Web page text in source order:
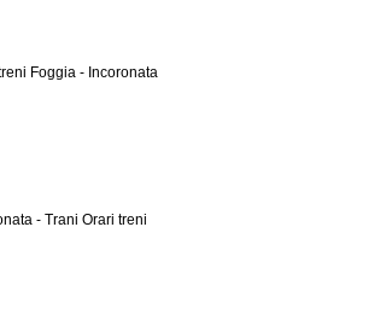
Foggia - Incoronata
- Trani Orari treni